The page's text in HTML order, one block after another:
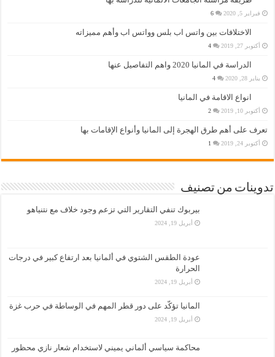
فبراير 5, 2020 6
الاختلافات بين واتس اب بلس وواتس اب وأهم مميزاته
أكتوبر 27, 2019 4
الدراسة في المانيا 2020 واهم التفاصيل عنها
يناير 28, 2020 4
انواع الاقامة في المانيا
أكتوبر 10, 2019 2
تعرف على أهم طرق الهجرة إلى المانيا وأنواع الإقامات بها
أكتوبر 24, 2019 1
تدوينات من تصنيف
بيربوك تنفي التقارير التي تزعم وجود خلاف مع نتنياهو
أبريل 19, 2024
عودة الطقس الشتوي في ألمانيا بعد ارتفاع كبير في درجات
الحرارة
أبريل 19, 2024
المانيا تؤكّد على دور قطر المهم في الوساطة في حرب غزة
أبريل 19, 2024
محاكمة سياسي ألماني يميني لاستخدام شعار نازي محظور